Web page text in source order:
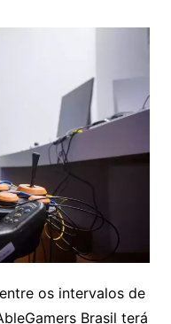
os intervalos de
Brasil terá